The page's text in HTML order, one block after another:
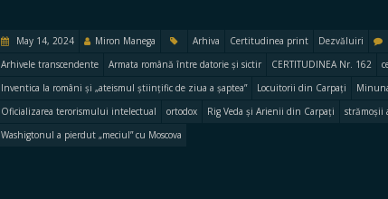
May 14, 2024 Miron Manega Arhiva Certitudinea print Dezvăluiri
Arhivele transcendente
Armata română între datorie și sictir CERTITUDINEA Nr. 162
Inventica la români și „ateismul științific de ziua a șaptea”
Locuitorii din Carpați
Oficializarea terorismului intelectual
ortodox Rig Veda și Arienii din Carpați strămoșii
Washigtonul a pierdut „meciul” cu Moscova